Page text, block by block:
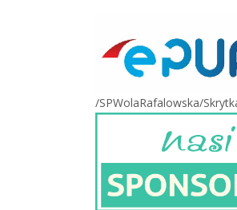
/SPWolaRafalowska/